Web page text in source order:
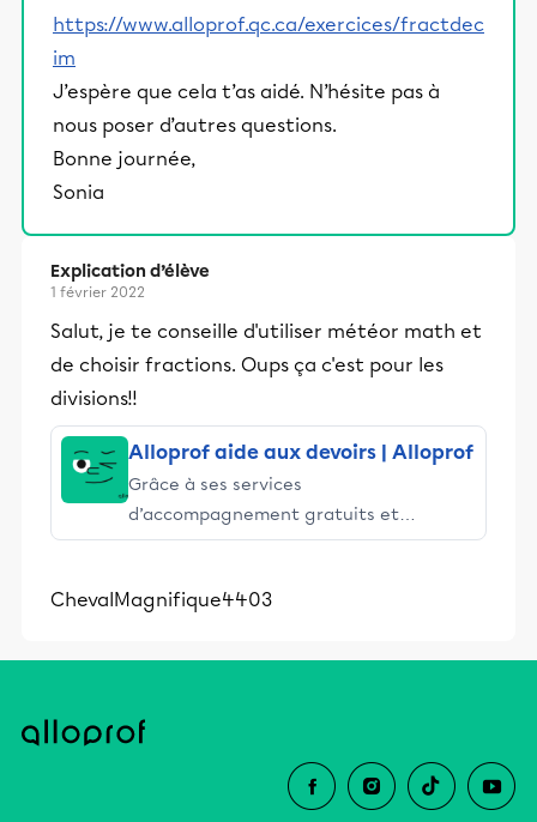
https://www.alloprof.qc.ca/exercices/fractdec
im
J’espère que cela t’as aidé. N’hésite pas à
nous poser d’autres questions.
Bonne journée,
Sonia
Explication d’élève
1 février 2022
Salut, je te conseille d'utiliser météor math et
de choisir fractions. Oups ça c'est pour les
divisions!!
Alloprof aide aux devoirs | Alloprof
Grâce à ses services
d’accompagnement gratuits et
stimulants, Alloprof engage les élèves
éducative.
ChevalMagnifique4403